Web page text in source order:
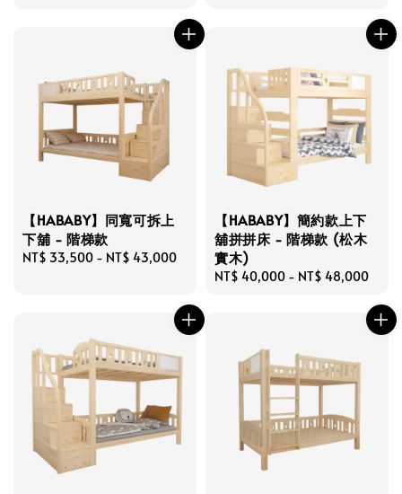
【HABABY】同寬可拆上
下舖 - 階梯款
Regular
NT$ 33,500 - NT$ 43,000
【HABABY】簡約款上下
舖拼拼床 - 階梯款 (松木
實木)
Regular
NT$ 40,000 - NT$ 48,000